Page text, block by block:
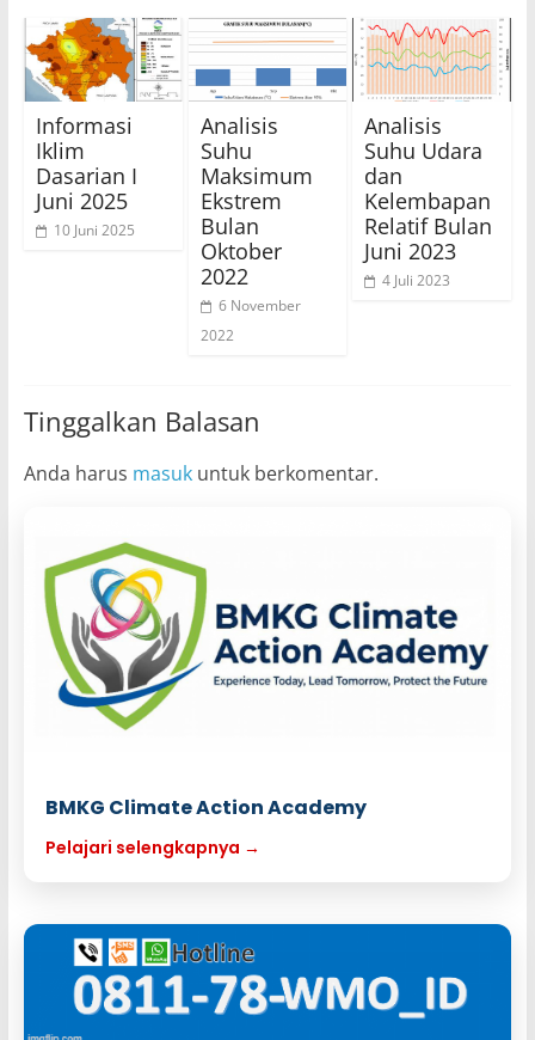
Informasi
Iklim
Dasarian I
Juni 2025
10 Juni 2025
Analisis
Suhu
Maksimum
Ekstrem
Bulan
Oktober
2022
6 November
2022
Analisis
Suhu Udara
dan
Kelembapan
Relatif Bulan
Juni 2023
4 Juli 2023
Tinggalkan Balasan
Anda harus masukuntuk berkomentar.
BMKG Climate Action Academy
Pelajari selengkapnya →